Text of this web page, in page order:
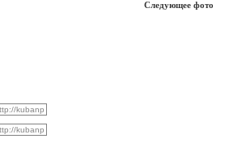
Следующее фото